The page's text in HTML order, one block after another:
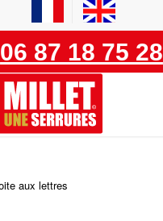
06 87 18 75 28